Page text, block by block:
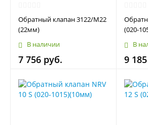
Обратный клапан 3122/M22
(22мм)
В наличии
7 756 руб.
(020-
В
9